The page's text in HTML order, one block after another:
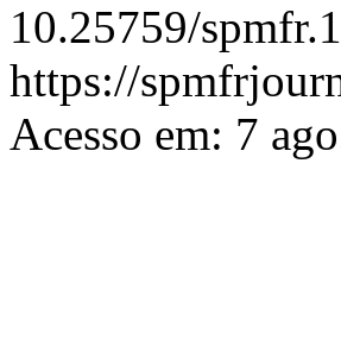
10.25759/
https://
Acesso em: 7